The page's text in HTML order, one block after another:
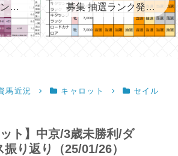
ジ
える
募集 抽選ランク発表
(09/11)
馬近況 キャロット
セイル
ット】中京/3歳未勝利/ダ
り返り（25/01/26）